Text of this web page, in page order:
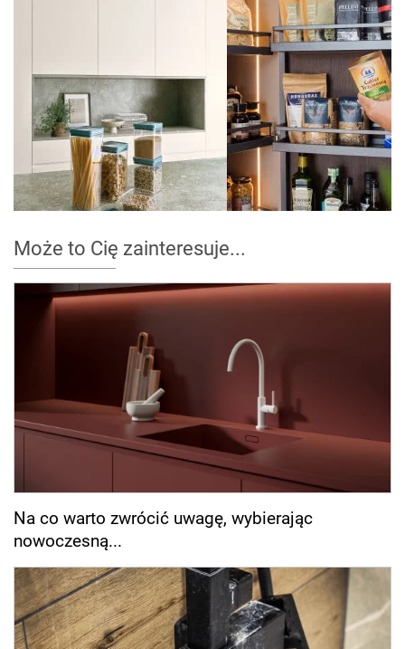
Może to Cię zainteresuje...
Na co warto zwrócić uwagę, wybierając
nowoczesną...